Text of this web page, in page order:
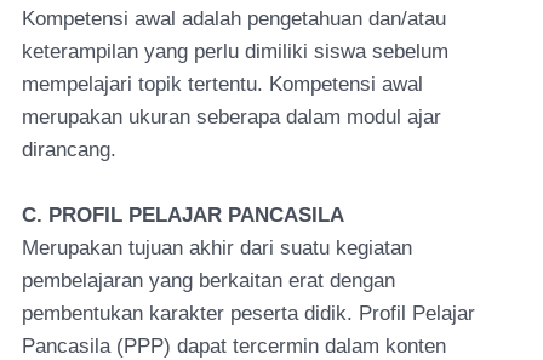
Kompetensi awal adalah pengetahuan dan/atau
keterampilan yang perlu dimiliki siswa sebelum
mempelajari topik tertentu. Kompetensi awal
merupakan ukuran seberapa dalam modul ajar
dirancang.
C. PROFIL PELAJAR PANCASILA
Merupakan tujuan akhir dari suatu kegiatan
pembelajaran yang berkaitan erat dengan
pembentukan karakter peserta didik. Profil Pelajar
Pancasila (PPP) dapat tercermin dalam konten